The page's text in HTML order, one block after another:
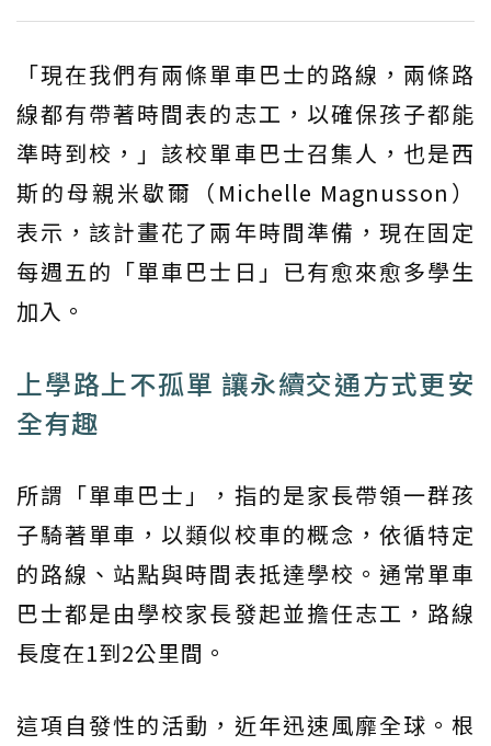
「現在我們有兩條單車巴士的路線，兩條路
線都有帶著時間表的志工，以確保孩子都能
準時到校，」該校單車巴士召集人，也是西
斯的母親米歇爾（Michelle Magnusson）
表示，該計畫花了兩年時間準備，現在固定
每週五的「單車巴士日」已有愈來愈多學生
加入。
上學路上不孤單 讓永續交通方式更安
全有趣
所謂「單車巴士」，指的是家長帶領一群孩
子騎著單車，以類似校車的概念，依循特定
的路線、站點與時間表抵達學校。通常單車
巴士都是由學校家長發起並擔任志工，路線
長度在1到2公里間。
這項自發性的活動，近年迅速風靡全球。根